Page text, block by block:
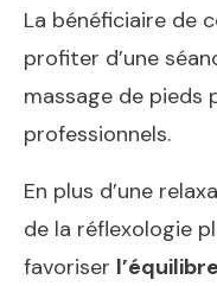
La bénéficiaire de
profiter d’une
massage de pieds
professionnels.
En plus d’une
de la réflexologie
favoriser l’équilibre